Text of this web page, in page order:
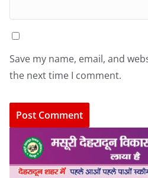
Save my name, email, and
the next time I comment.